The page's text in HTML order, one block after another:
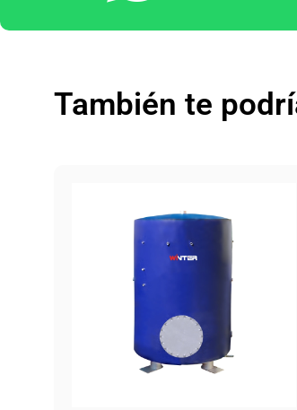
También te